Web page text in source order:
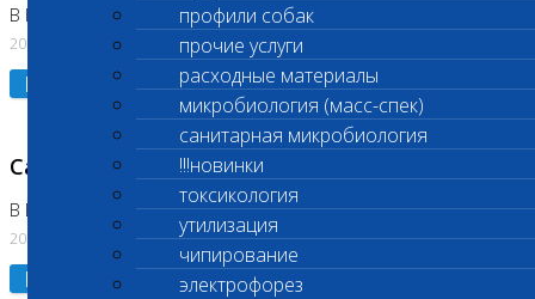
профили собак
прочие услуги
расходные материалы
микробиология (масс-спек)
санитарная микробиология
!!!новинки
токсикология
утилизация
чипирование
электрофорез
В Коломне 24.07.2026 и 28.07.2026
20.07.2026
Подробнее
Санитарный день
В Бутово 21.07.2026
20.07.2026
Подробнее